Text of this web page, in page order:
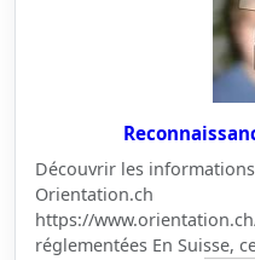
Découvrir les
Orientation.ch
https://
réglementées En Suisse,